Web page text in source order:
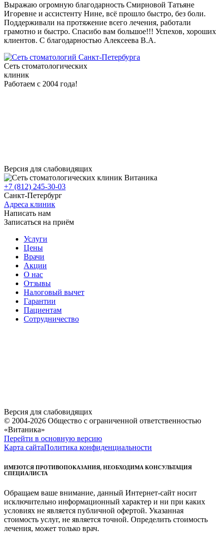
клиники
Выражаю огромную благодарность Смирновой Татьяне
Игоревне и ассистенту Нине, всё прошло быстро, без боли.
Поддерживали на протяжение всего лечения, работали
грамотно и быстро. Спасибо вам большое!!! Успехов, хороших
клиентов. С благодарностью Алексеева В.А.
Сеть стоматологических
клиник
Работаем с 2004 года!
Версия для слабовидящих
+7 (812) 245-30-03
Санкт-Петербург
Адреса клиник
Написать нам
Записаться на приём
Услуги
Цены
Врачи
Акции
О нас
Отзывы
Налоговый вычет
Гарантии
Пациентам
Сотрудничество
Версия для слабовидящих
© 2004-2026 Общество с ограниченной ответственностью
«Витаника»
Перейти в основную версию
Карта сайтаПолитика конфиденциальности
ИМЕЮТСЯ ПРОТИВОПОКАЗАНИЯ, НЕОБХОДИМА КОНСУЛЬТАЦИЯ
СПЕЦИАЛИСТА
Обращаем ваше внимание, данный Интернет-сайт носит
исключительно информационный характер и ни при каких
условиях не является публичной офертой. Указанная
стоимость услуг, не является точной. Определить стоимость
лечения, может только врач.